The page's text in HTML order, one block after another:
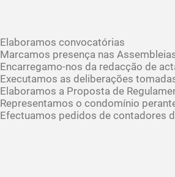
Elaboramos convocatórias
Marcamos presença nas
Encarregamo-nos da redacção de
Executamos as deliberações
Elaboramos a Proposta de
Representamos o condomínio
Efectuamos pedidos de contadores